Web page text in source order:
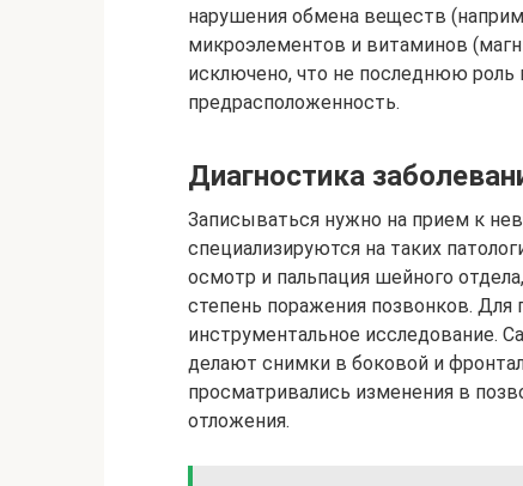
нарушения обмена веществ
микроэлементов и витаминов
исключено, что не последнюю роль
предрасположенность.
Диагностика
Записываться нужно на прием к
специализируются на таких
осмотр и пальпация шейного
степень поражения позвонков. Для
инструментальное исследование.
делают снимки в боковой и
просматривались изменения в
отложения.